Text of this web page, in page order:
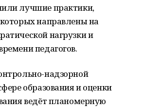
лучшие практики,
направлены на
нагрузки и
педагогов.
надзорной
образования и оценки
ведёт планомерную